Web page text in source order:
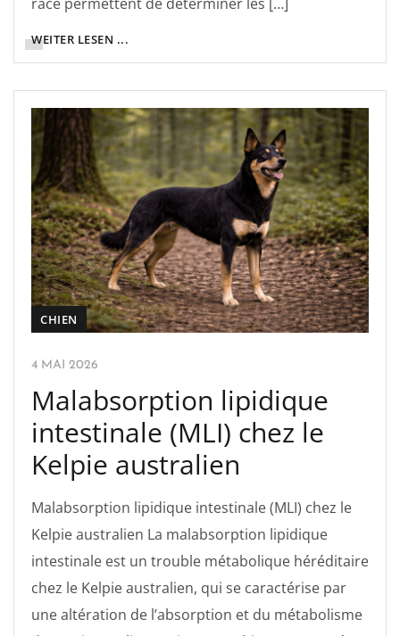
race permettent de déterminer les […]
WEITER LESEN ...
CHIEN
4 MAI 2026
Malabsorption lipidique
intestinale (MLI) chez le
Kelpie australien
Malabsorption lipidique intestinale (MLI) chez le
Kelpie australien La malabsorption lipidique
intestinale est un trouble métabolique héréditaire
chez le Kelpie australien, qui se caractérise par
une altération de l’absorption et du métabolisme